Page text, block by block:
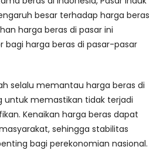
besar terhadap harga beras
harga beras di pasar ini
bagi harga beras di pasar-pasar
selalu memantau harga beras di
untuk memastikan tidak terjadi
Kenaikan harga beras dapat
sehingga stabilitas
bagi perekonomian nasional.